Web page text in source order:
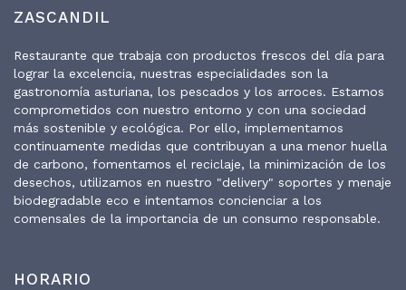
ZASCANDIL
Restaurante que trabaja con productos frescos del día para
lograr la excelencia, nuestras especialidades son la
gastronomía asturiana, los pescados y los arroces. Estamos
comprometidos con nuestro entorno y con una sociedad
más sostenible y ecológica. Por ello, implementamos
continuamente medidas que contribuyan a una menor huella
de carbono, fomentamos el reciclaje, la minimización de los
desechos, utilizamos en nuestro "delivery" soportes y menaje
biodegradable eco e intentamos concienciar a los
comensales de la importancia de un consumo responsable.
HORARIO